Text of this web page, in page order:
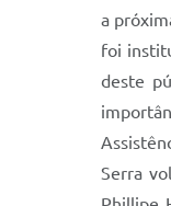
a
foi
deste
Serra